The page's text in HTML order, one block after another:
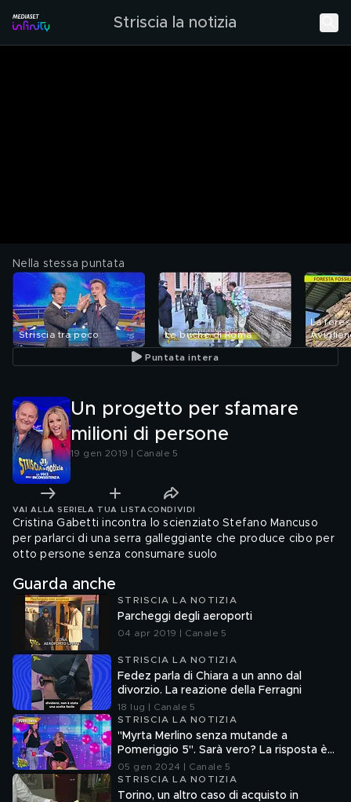
Striscia la notizia
Nella stessa puntata
Striscia tra poco Le buche di Roma
La
Puntata intera
Un progetto per sfamare
milioni di persone
19 gen 2019 | Canale 5
VAI ALLA SERIE LA TUA LISTA CONDIVIDI
Cristina Gabetti incontra lo scienziato Stefano Mancuso
per parlarci di una serra galleggiante che produce cibo per
otto persone senza consumare suolo
Guarda anche
STRISCIA LA NOTIZIA
Parcheggi degli aeroporti
04 apr 2019 | Canale 5
STRISCIA LA NOTIZIA
Fedez parla di Chiara a un anno dal
divorzio. La reazione della Ferragni
18 lug | Canale 5
STRISCIA LA NOTIZIA
"Myrta Merlino senza mutande a
Pomeriggio 5". Sarà vero? La risposta è
nel fuorionda
05 gen 2024 | Canale 5
STRISCIA LA NOTIZIA
Torino, un altro caso di acquisto in